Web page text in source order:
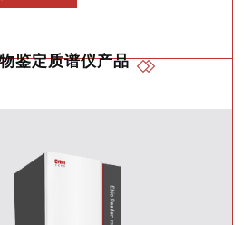
鉴定质谱仪产品